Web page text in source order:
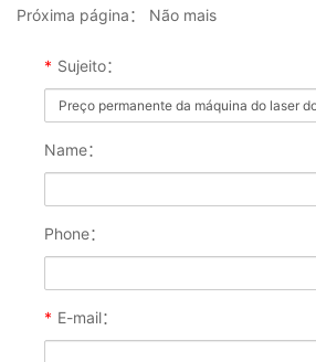
Próxima página：
Não mais
* Sujeito：
Name：
Phone：
* E-mail：